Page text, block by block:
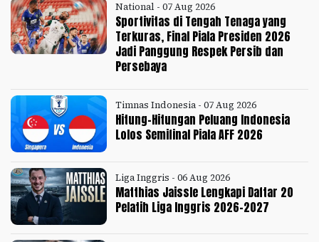
National - 07 Aug 2026
Sportivitas di Tengah Tenaga yang
Terkuras, Final Piala Presiden 2026
Jadi Panggung Respek Persib dan
Persebaya
Timnas Indonesia - 07 Aug 2026
Hitung-Hitungan Peluang Indonesia
Lolos Semifinal Piala AFF 2026
Liga Inggris - 06 Aug 2026
Matthias Jaissle Lengkapi Daftar 20
Pelatih Liga Inggris 2026-2027